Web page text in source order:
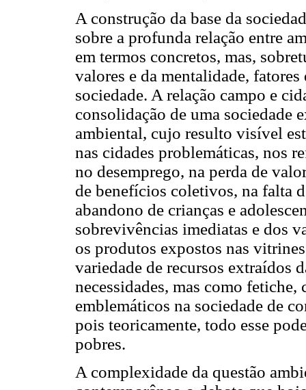
A construção da base da
sobre a profunda relação entre
em termos concretos, mas,
valores e da mentalidade,
sociedade. A relação campo e
consolidação de uma sociedade
ambiental, cujo resulto visível
nas cidades problemáticas, nos
no desemprego, na perda de
de benefícios coletivos, na falta
abandono de crianças e
sobrevivências imediatas e dos
os produtos expostos nas
variedade de recursos extraídos
necessidades, mas como
emblemáticos na sociedade de
pois teoricamente, todo esse
pobres.
A complexidade da questão